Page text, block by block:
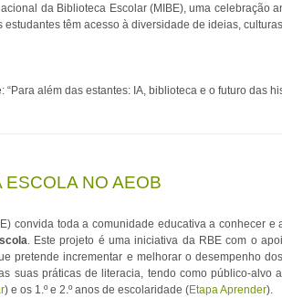
da Biblioteca Escolar (MIBE), uma
têm acesso à diversidade de ideias,
“Para além das estantes: IA, biblioteca e o futuro das
ESCOLA NO AEOB
convida toda a comunidade educativa a conhecer e
. Este projeto é uma iniciativa da RBE com o
pretende incrementar e melhorar o desempenho
suas práticas de literacia, tendo como público-alvo
) e os 1.º e 2.º anos de escolaridade (Etapa Aprender).